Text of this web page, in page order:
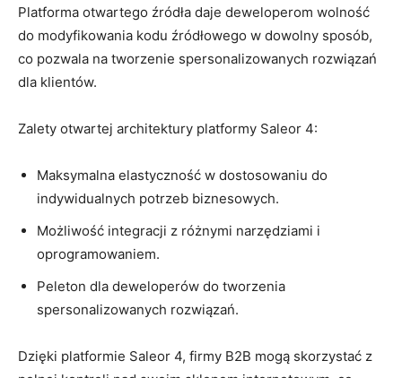
Platforma otwartego źródła‌ daje deweloperom‍ wolność
do ‌modyfikowania‍ kodu​ źródłowego⁤ w dowolny sposób,
co pozwala na tworzenie spersonalizowanych rozwiązań
dla ​klientów.
Zalety otwartej ⁢architektury ‌platformy Saleor 4:
Maksymalna⁢ elastyczność w⁤ dostosowaniu ‌do
indywidualnych potrzeb biznesowych.
Możliwość integracji​ z‍ różnymi narzędziami i
oprogramowaniem.
Peleton dla deweloperów do tworzenia
spersonalizowanych rozwiązań.
Dzięki platformie​ Saleor 4, firmy‍ B2B ⁣mogą skorzystać z